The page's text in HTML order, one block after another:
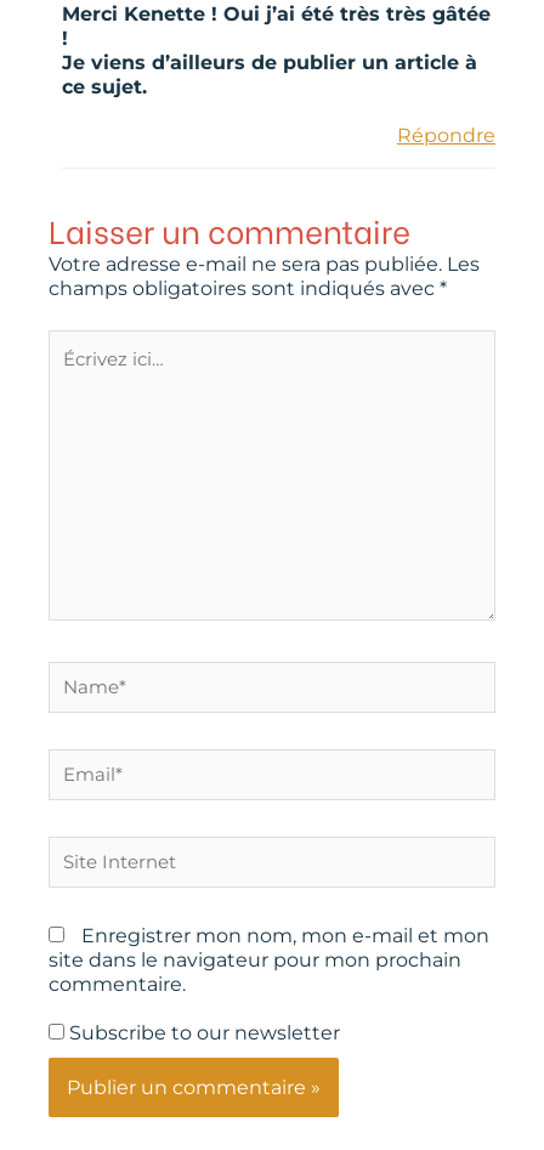
Merci Kenette ! Oui j’ai été très très gâtée
!
Je viens d’ailleurs de publier un article à
ce sujet.
Répondre
Laisser un commentaire
Votre adresse e-mail ne sera pas publiée. Les
champs obligatoires sont indiqués avec *
ici…
Internet
Enregistrer mon nom, mon e-mail et mon
site dans le navigateur pour mon prochain
commentaire.
Subscribe to our newsletter